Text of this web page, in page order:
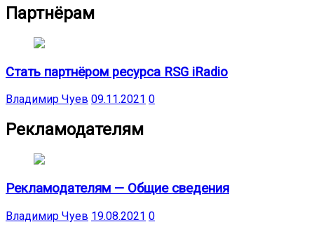
Партнёрам
Стать партнёром ресурса RSG iRadio
Владимир Чуев 09.11.2021 0
Рекламодателям
Рекламодателям — Общие сведения
Владимир Чуев 19.08.2021 0